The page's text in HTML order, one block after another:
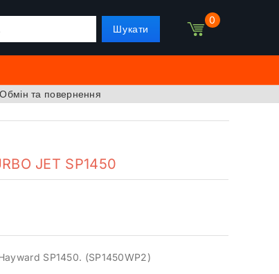
0
Шукати
Обмін та повернення
JET SP1450
SP1450. (SP1450WP2)